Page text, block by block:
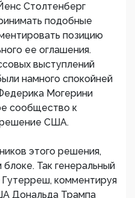
Столтенберг
подобные
позицию
ее оглашения.
выступлений
намного спокойней
Могерини
сообщество к
решение США.
этого решения,
Так генеральный
комментируя
Дональда Трампа